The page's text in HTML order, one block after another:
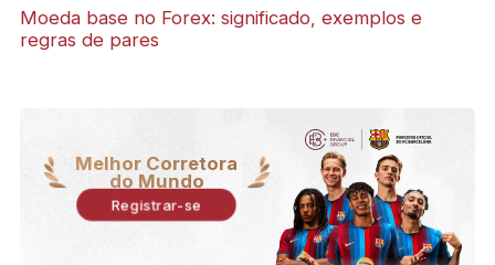
Moeda base no Forex: significado, exemplos e
regras de pares
Melhor Corretora
do Mundo
Registrar-se